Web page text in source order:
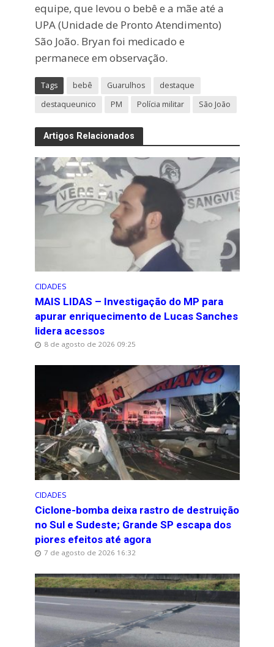
equipe, que levou o bebê e a mãe até a
UPA (Unidade de Pronto Atendimento)
São João. Bryan foi medicado e
permanece em observação.
Tags bebê Guarulhos
destaque
destaqueunico
PM Polícia militar São João
Artigos Relacionados
CIDADES
MAIS LIDAS – Investigação do MP para
apurar enriquecimento de Lucas Sanches
lidera acessos
8 de agosto de 2026 09:25
CIDADES
Ciclone-bomba deixa rastro de destruição
no Sul e Sudeste; Grande SP escapa dos
piores efeitos até agora
7 de agosto de 2026 16:32